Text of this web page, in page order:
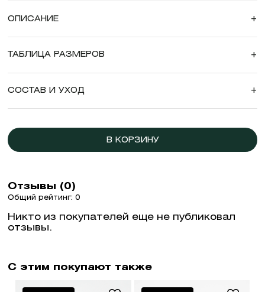
ОПИСАНИЕ +
ТАБЛИЦА РАЗМЕРОВ +
СОСТАВ И УХОД +
В КОРЗИНУ
Отзывы (0)
Общий рейтинг: 0
Никто из покупателей еще не публиковал
отзывы.
С этим покупают также